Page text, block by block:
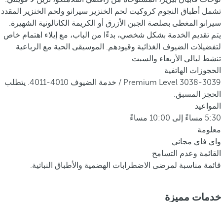
تشمل أطباق النجوم كروكيت لحم الخنزير سيرانو ولحم الخنزير المقدد
سيرانو المغطى بصلصة الجبن الأزرق أو الكريمة الكاتالونية الشهيرة.
يتم تقديم الخدمة بشكل شخصي، بدءًا من الباب، مع إيلاء اهتمام خاص
لتفضيلات الضيوف الغذائية وقيودهم. الموسيقى الحية مع الرباعية
تنشط ليالي الأربعاء والسبت.
الحجوزات الهاتفية
Premium Level 3038-3039 / خدمة الضيوف 4010-4011. يتطلب
الحجز المسبق.
المواعيد
5:30 مساءً إلى 10:00 مساءً
معلومة
واي فاي مجاني
القائمة وعدم التسامح
قائمة مناسبة لمرضى الاضطرابات الهضمية والأطباق النباتية.
خدمات مميزة